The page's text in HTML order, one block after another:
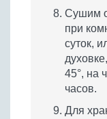
Сушим
при
суток,
45°, на
часов.
Для